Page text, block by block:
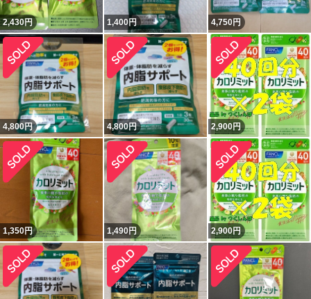
2,430円 1,400円 4,750円
4,800円 4,800円 2,900円
1,350円 1,490円 2,900円